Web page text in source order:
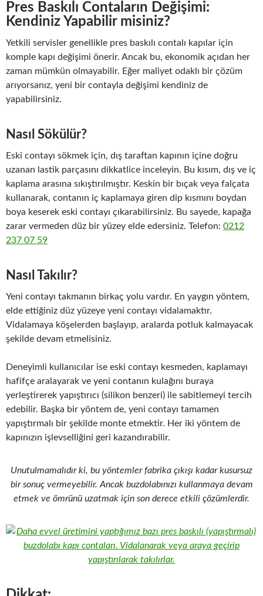
Pres Baskılı Contaların Değişimi:
Kendiniz Yapabilir misiniz?
Yetkili servisler genellikle pres baskılı contalı kapılar için
komple kapı değişimi önerir. Ancak bu, ekonomik açıdan her
zaman mümkün olmayabilir. Eğer maliyet odaklı bir çözüm
arıyorsanız, yeni bir contayla değişimi kendiniz de
yapabilirsiniz.
Nasıl Sökülür?
Eski contayı sökmek için, dış taraftan kapının içine doğru
uzanan lastik parçasını dikkatlice inceleyin. Bu kısım, dış ve iç
kaplama arasına sıkıştırılmıştır. Keskin bir bıçak veya falçata
kullanarak, contanın iç kaplamaya giren dip kısmını boydan
boya keserek eski contayı çıkarabilirsiniz. Bu sayede, kapağa
zarar vermeden düz bir yüzey elde edersiniz. Telefon: 0212
237 07 59
Nasıl Takılır?
Yeni contayı takmanın birkaç yolu vardır. En yaygın yöntem,
elde ettiğiniz düz yüzeye yeni contayı vidalamaktır.
Vidalamaya köşelerden başlayıp, aralarda potluk kalmayacak
şekilde devam etmelisiniz.
Deneyimli kullanıcılar ise eski contayı kesmeden, kaplamayı
hafifçe aralayarak ve yeni contanın kulağını buraya
yerleştirerek yapıştırıcı (silikon benzeri) ile sabitlemeyi tercih
edebilir. Başka bir yöntem de, yeni contayı tamamen
yapıştırmalı bir şekilde monte etmektir. Her iki yöntem de
kapınızın işlevselliğini geri kazandırabilir.
Unutulmamalıdır ki, bu yöntemler fabrika çıkışı kadar kusursuz
bir sonuç vermeyebilir. Ancak buzdolabınızı kullanmaya devam
etmek ve ömrünü uzatmak için son derece etkili çözümlerdir.